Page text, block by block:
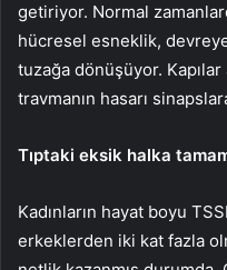
getiriyor. Normal
hücresel esneklik,
tuzağa dönüşüyor. Kapılar
travmanın hasarı
Tıptaki eksik halka
Kadınların hayat boyu
erkeklerden iki kat fazla